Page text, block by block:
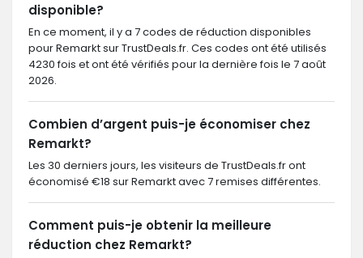
disponible?
En ce moment, il y a 7 codes de réduction disponibles
pour Remarkt sur TrustDeals.fr. Ces codes ont été utilisés
4230 fois et ont été vérifiés pour la dernière fois le 7 août
2026.
Combien d’argent puis-je économiser chez
Remarkt?
Les 30 derniers jours, les visiteurs de TrustDeals.fr ont
économisé €18 sur Remarkt avec 7 remises différentes.
Comment puis-je obtenir la meilleure
réduction chez Remarkt?